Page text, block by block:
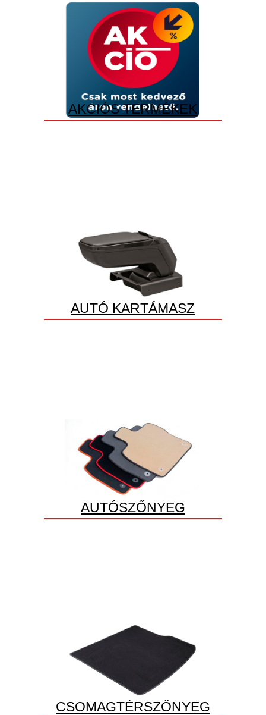
AKCIÓS TERMÉKEK
AUTÓ KARTÁMASZ
AUTÓSZŐNYEG
CSOMAGTÉRSZŐNYEG